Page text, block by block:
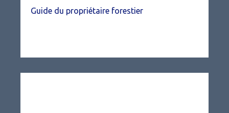
Guide du propriétaire forestier